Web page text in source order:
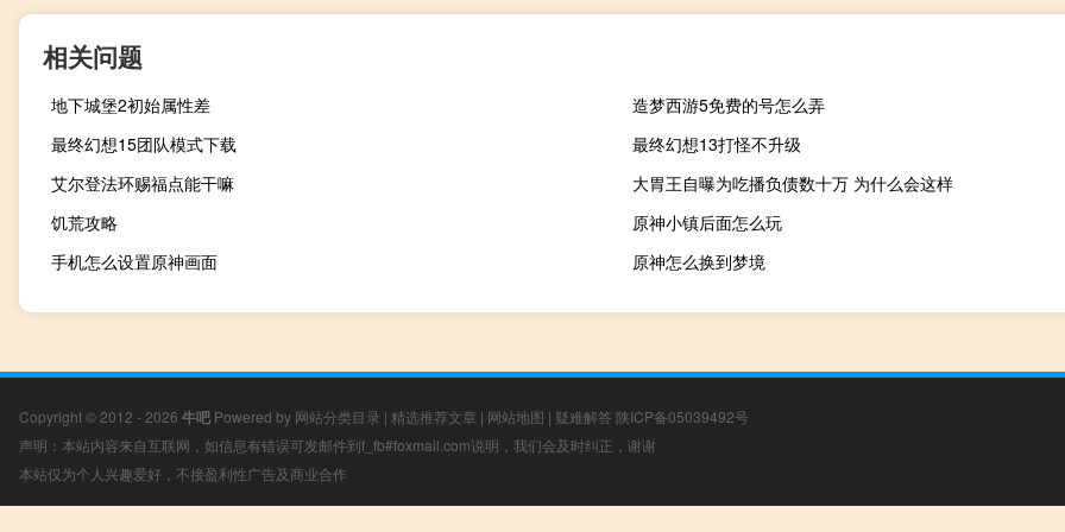
相关问题
地下城堡2初始属性差
造梦西游5免费的号怎么弄
最终幻想15团队模式下载
最终幻想13打怪不升级
艾尔登法环赐福点能干嘛
大胃王自曝为吃播负债数十万 为什么会这样
饥荒攻略
原神小镇后面怎么玩
手机怎么设置原神画面
原神怎么换到梦境
Copyright © 2012 - 2026 牛吧 Powered by 网站分类目录 | 精选推荐文章 | 网站地图 | 疑难解答 陕ICP备05039492号
声明：本站内容来自互联网，如信息有错误可发邮件到f_fb#foxmail.com说明，我们会及时纠正，谢谢
本站仅为个人兴趣爱好，不接盈利性广告及商业合作